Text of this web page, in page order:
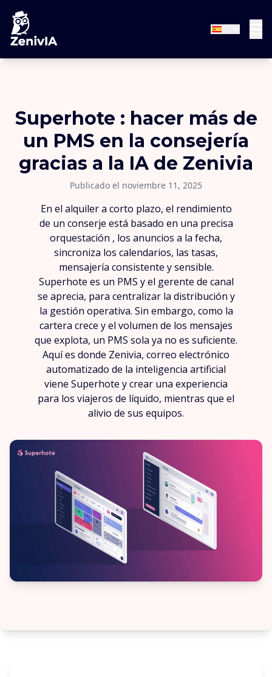
Superhote : hacer más de
un PMS en la consejería
gracias a la IA de Zenivia
Publicado el noviembre 11, 2025
En el alquiler a corto plazo, el rendimiento
de un conserje está basado en una precisa
orquestación , los anuncios a la fecha,
sincroniza los calendarios, las tasas,
mensajería consistente y sensible.
Superhote es un PMS y el gerente de canal
se aprecia, para centralizar la distribución y
la gestión operativa. Sin embargo, como la
cartera crece y el volumen de los mensajes
que explota, un PMS sola ya no es suficiente.
Aquí es donde Zenivia, correo electrónico
automatizado de la inteligencia artificial
viene Superhote y crear una experiencia
para los viajeros de líquido, mientras que el
alivio de sus equipos.